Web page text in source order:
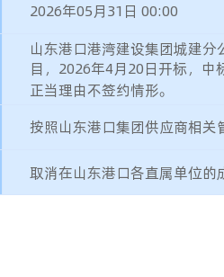
2026年05月31日 00:00
山东港口港湾建设集团城建
目，2026年4月20日开标，
正当理由不签约情形。
按照山东港口集团供应商相关
取消在山东港口各直属单位